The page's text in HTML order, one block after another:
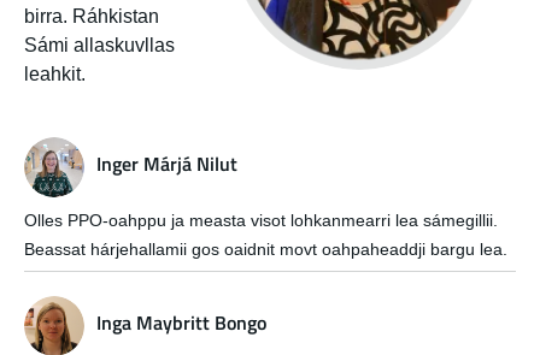
birra. Ráhkistan
Sámi allaskuvllas
leahkit.
Inger Márjá Nilut
Olles PPO-oahppu ja measta visot lohkanmearri lea sámegillii.
Beassat hárjehallamii gos oaidnit movt oahpaheaddji bargu lea.
Inga Maybritt Bongo